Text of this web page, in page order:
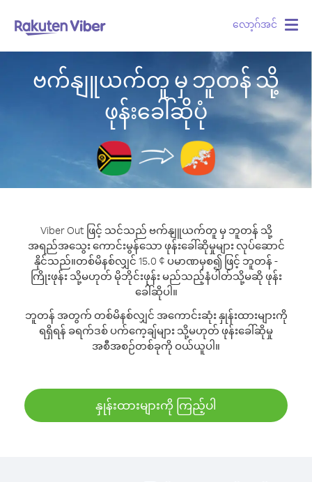
လော့ဂ်အင်
ဗက်နျူယက်တူ မှ ဘူတန် သို့
ဖုန်းခေါ်ဆိုပုံ
Viber Out ဖြင့် သင်သည် ဗက်နျူယက်တူ မှ ဘူတန် သို့
အရည်အသွေး ကောင်းမွန်သော ဖုန်းခေါ်ဆိုမှုများ လုပ်ဆောင်
နိုင်သည်။တစ်မိနစ်လျှင် 15.0 ¢ ပမာဏမှစ၍ ဖြင့် ဘူတန် -
ကြိုးဖုန်း သို့မဟုတ် မိုဘိုင်းဖုန်း မည်သည့်နံပါတ်သို့မဆို ဖုန်း
ခေါ်ဆိုပါ။
ဘူတန် အတွက် တစ်မိနစ်လျှင် အကောင်းဆုံး နှုန်းထားများကို
ရရှိရန် ခရက်ဒစ် ပက်ကေ့ချ်များ သို့မဟုတ် ဖုန်းခေါ်ဆိုမှု
အစီအစဉ်တစ်ခုကို ဝယ်ယူပါ။
နှုန်းထားများကို ကြည့်ပါ